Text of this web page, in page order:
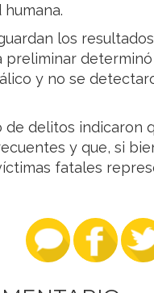
los
preliminar
y no se
delitos indicaron
y que, si
fatales